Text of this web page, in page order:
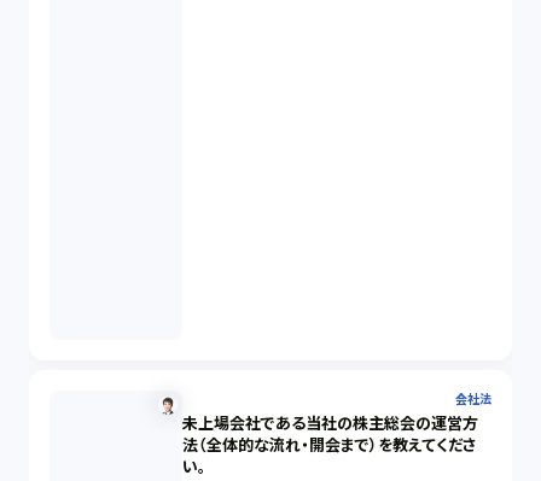
会社法
未上場会社である当社の株主総会の運営方
法（全体的な流れ・開会まで）を教えてくださ
い。